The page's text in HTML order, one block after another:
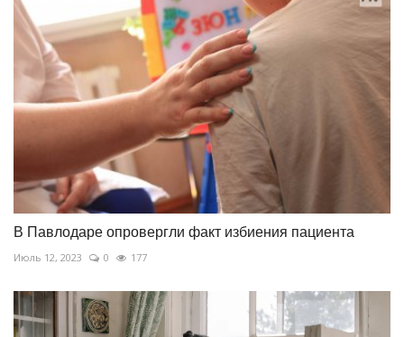
В Павлодаре опровергли факт избиения пациента
Июль 12, 2023 0 177